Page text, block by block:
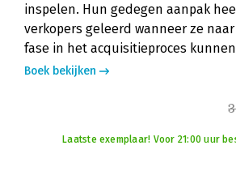
inspelen. Hun gedegen aanpak
verkopers geleerd wanneer ze
fase in het acquisitieproces
Boek bekijken
Laatste exemplaar! Voor 21:00 uur